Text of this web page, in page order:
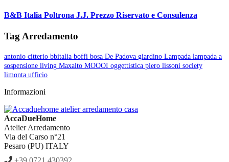
B&B Italia Poltrona J.J. Prezzo Riservato e Consulenza
Tag Arredamento
antonio citterio bbitalia boffi bosa De Padova giardino Lampada lampada a
sospensione living Maxalto MOOOI oggettistica piero lissoni society
limonta ufficio
Informazioni
AccaDueHome
Atelier Arredamento
Via del Carso n°21
Pesaro (PU) ITALY
+39 0721 430392